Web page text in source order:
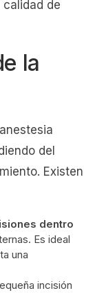
calidad de
la
del
Existen
dentro
Es ideal
una
incisión